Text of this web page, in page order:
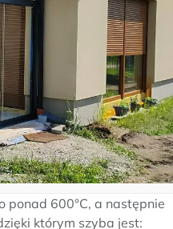
ponad 600°C, a następnie
którym szyba jest: